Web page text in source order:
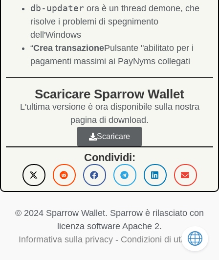
db-updater ora è un thread demone, che
risolve i problemi di spegnimento
dell'Windows
“Crea transazionePulsante "abilitato per i
pagamenti massimi ai PayNyms collegati
Scaricare Sparrow Wallet
L'ultima versione è ora disponibile sulla nostra
pagina di download.
Scaricare
Condividi:
© 2024 Sparrow Wallet. Sparrow è rilasciato con
licenza software Apache 2.
Informativa sulla privacy - Condizioni di utilizzo